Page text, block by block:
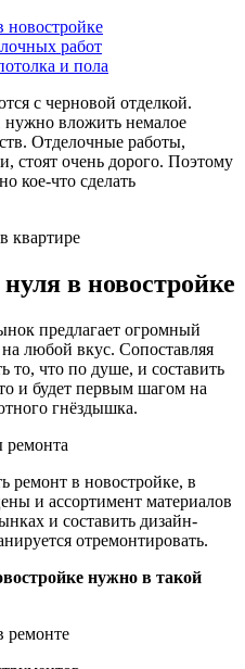
новостройке
работ
и пола
с черновой отделкой.
вложить немалое
Отделочные работы,
стоят очень дорого. Поэтому
кое-что сделать
в новостройке
предлагает огромный
любой вкус. Сопоставляя
то, что по душе, и составить
и будет первым шагом на
гнёздышка.
ремонт в новостройке, в
и ассортимент материалов
и составить дизайн-
отремонтировать.
нужно в такой